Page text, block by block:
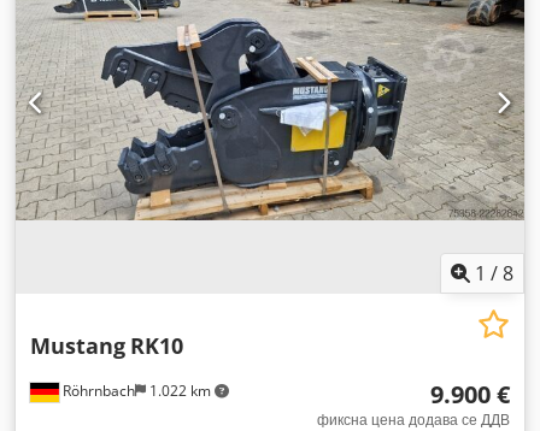
1 /8
Röhrnbach 1.022 km
Mustang RK10
9.900 €
фиксна цена додава се ДДВ